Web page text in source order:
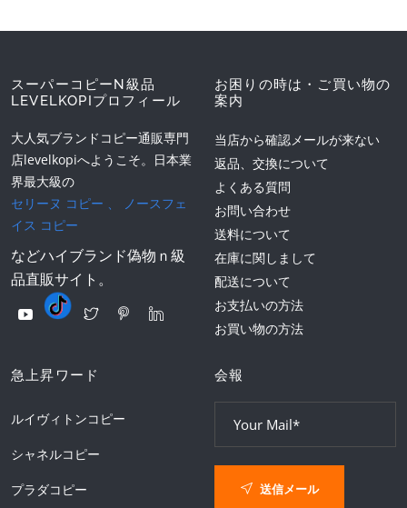
スーパーコピーN級品
LEVELKOPIプロフィール
大人気ブランドコピー通販専門
店levelkopiへようこそ。日本業
界最大級の
セリーヌ コピー 、
ノースフェ
イス コピー
などハイブランド偽物ｎ級
品直販サイト。
お困りの時は・ご買い物の
案内
当店から確認メールが来ない
返品、交換について
よくある質問
お問い合わせ
送料について
在庫に関しまして
配送について
お支払いの方法
お買い物の方法
急上昇ワード
ルイヴィトンコピー
シャネルコピー
プラダコピー
会報
送信メール